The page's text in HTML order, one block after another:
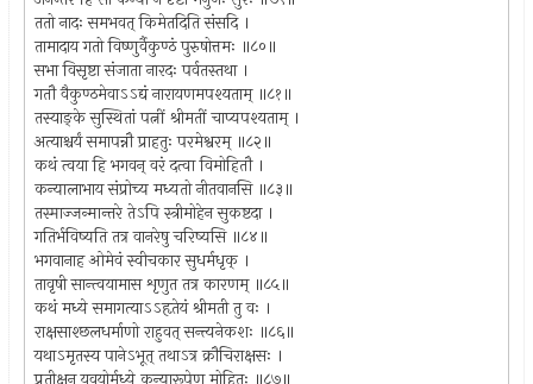
ततो नादः समभवत् किमेतदिति संसदि ।
तामादाय गतो विष्णुर्वैकुण्ठं पुरुषोत्तमः ॥८०॥
सभा विसृष्टा संजाता नारदः पर्वतस्तथा ।
गतौ वैकुण्ठमेवाऽऽद्यं नारायणमपश्यताम् ॥८१॥
तस्याङ्के सुस्थितां पत्नीं श्रीमतीं चाप्यपश्यताम् ।
अत्याश्चर्यं समापन्नौ प्राहतुः परमेश्वरम् ॥८२॥
कथं त्वया हि भगवन् वरं दत्वा विमोहितौ ।
कन्यालाभाय संप्रोच्य मध्यतो नीतवानसि ॥८३॥
तस्माज्जन्मान्तरे तेऽपि स्त्रीमोहेन सुकष्टदा ।
गतिर्भविष्यति तत्र वानरेषु चरिष्यसि ॥८४॥
भगवानाह ओमेवं स्वीचकार सुधर्मधृक् ।
तावृषी सान्त्वयामास शृणुत तत्र कारणम् ॥८५॥
कथं मध्ये समागत्याऽऽहृतेयं श्रीमती तु वः ।
राक्षसाश्छलधर्माणो राहुवत् सन्त्यनेकशः ॥८६॥
यथाऽमृतस्य पानेऽभूत् तथाऽत्र क्रौचिराक्षसः ।